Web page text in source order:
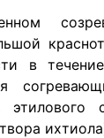
в
этилового